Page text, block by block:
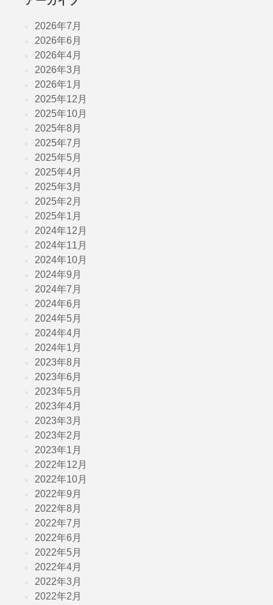
2026年7月
2026年6月
2026年4月
2026年3月
2026年1月
2025年12月
2025年10月
2025年8月
2025年7月
2025年5月
2025年4月
2025年3月
2025年2月
2025年1月
2024年12月
2024年11月
2024年10月
2024年9月
2024年7月
2024年6月
2024年5月
2024年4月
2024年1月
2023年8月
2023年6月
2023年5月
2023年4月
2023年3月
2023年2月
2023年1月
2022年12月
2022年10月
2022年9月
2022年8月
2022年7月
2022年6月
2022年5月
2022年4月
2022年3月
2022年2月